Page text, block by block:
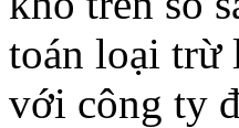
toán loại trừ
với công ty